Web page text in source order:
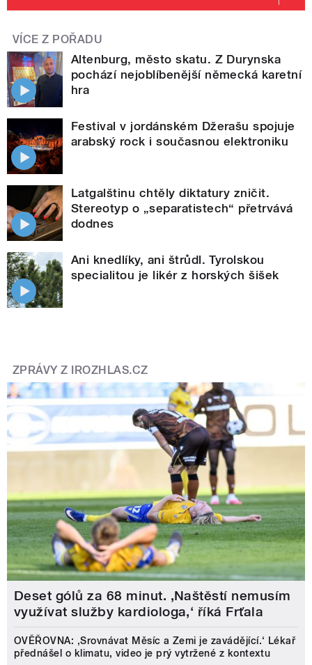
VÍCE Z POŘADU
Altenburg, město skatu. Z Durynska
pochází nejoblíbenější německá karetní
hra
Festival v jordánském Džerašu spojuje
arabský rock i současnou elektroniku
Latgalštinu chtěly diktatury zničit.
Stereotyp o „separatistech“ přetrvává
dodnes
Ani knedlíky, ani štrůdl. Tyrolskou
specialitou je likér z horských šišek
ZPRÁVY Z IROZHLAS.CZ
Deset gólů za 68 minut. ,Naštěstí nemusím
využívat služby kardiologa,‘ říká Frťala
OVĚŘOVNA: ‚Srovnávat Měsíc a Zemi je zavádějící.‘ Lékař
přednášel o klimatu, video je prý vytržené z kontextu